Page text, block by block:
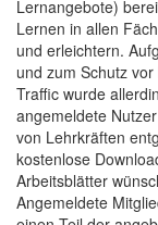
Lernangebote)
Lernen in allen
und erleichtern.
und zum Schutz
Traffic wurde
angemeldete
von Lehrkräften
kostenlose
Arbeitsblätter
Angemeldete